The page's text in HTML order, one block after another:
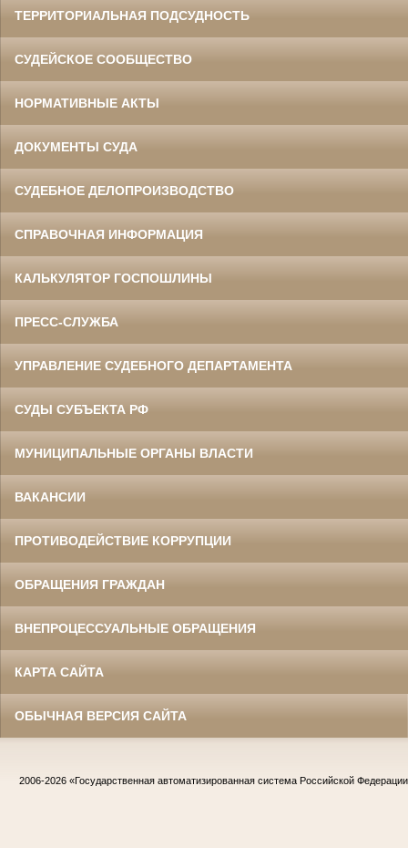
ТЕРРИТОРИАЛЬНАЯ ПОДСУДНОСТЬ
СУДЕЙСКОЕ СООБЩЕСТВО
НОРМАТИВНЫЕ АКТЫ
ДОКУМЕНТЫ СУДА
СУДЕБНОЕ ДЕЛОПРОИЗВОДСТВО
СПРАВОЧНАЯ ИНФОРМАЦИЯ
КАЛЬКУЛЯТОР ГОСПОШЛИНЫ
ПРЕСС-СЛУЖБА
УПРАВЛЕНИЕ СУДЕБНОГО ДЕПАРТАМЕНТА
СУДЫ СУБЪЕКТА РФ
МУНИЦИПАЛЬНЫЕ ОРГАНЫ ВЛАСТИ
ВАКАНСИИ
ПРОТИВОДЕЙСТВИЕ КОРРУПЦИИ
ОБРАЩЕНИЯ ГРАЖДАН
ВНЕПРОЦЕССУАЛЬНЫЕ ОБРАЩЕНИЯ
КАРТА САЙТА
ОБЫЧНАЯ ВЕРСИЯ САЙТА
2006-2026 «Государственная автоматизированная система Российской